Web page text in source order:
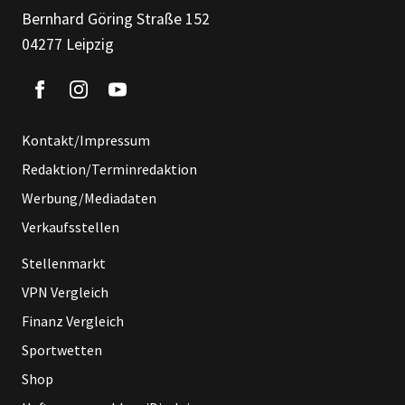
Bernhard Göring Straße 152
04277 Leipzig
Kontakt/Impressum
Redaktion/Terminredaktion
Werbung/Mediadaten
Verkaufsstellen
Stellenmarkt
VPN Vergleich
Finanz Vergleich
Sportwetten
Shop